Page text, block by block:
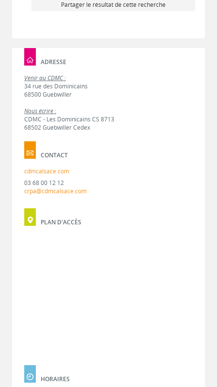
Partager le résultat de cette recherche
ADRESSE
Venir au CDMC :
34 rue des Dominicains
68500 Guebwiller
Nous écrire :
CDMC - Les Dominicains CS 8713
68502 Guebwiller Cedex
CONTACT
cdmcalsace.com
03 68 00 12 12
crpa@cdmcalsace.com
PLAN D'ACCÈS
HORAIRES